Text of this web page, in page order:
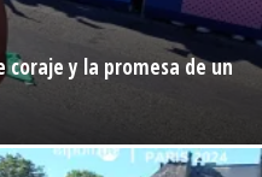
coraje y la promesa de un